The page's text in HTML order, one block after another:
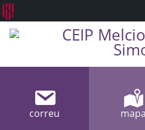
CEIP
correu mapa